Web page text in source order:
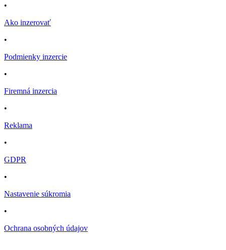
•
Ako inzerovať
•
Podmienky inzercie
•
Firemná inzercia
•
Reklama
•
GDPR
•
Nastavenie súkromia
•
Ochrana osobných údajov